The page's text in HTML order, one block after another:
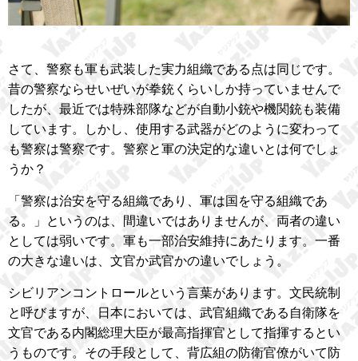
さて、警察も軍も武装した実力組織である点は同じです。
昔の警察ならせいぜいが拳銃くらいしか持っていませんで
したが、最近では特殊部隊などが自動小銃や機関銃も装備
しています。しかし、使用する武器がどのように変わって
も警察は警察です。警察と軍の決定的な違いとは何でしょ
うか？
「警察は治安を守る組織であり、軍は国を守る組織であ
る。」というのは、間違いではありませんが、両者の違い
としては弱いです。軍も一部治安維持にあたります。一番
の大きな違いは、文官か武官かの違いでしょう。
シビリアンコントロールという言葉があります。文民統制
と呼びますが、日本においては、武官組織である自衛隊を
文官である内閣総理大臣が最高指揮官として指揮するとい
うものです。その手段として、背広組の防衛官僚がいて防